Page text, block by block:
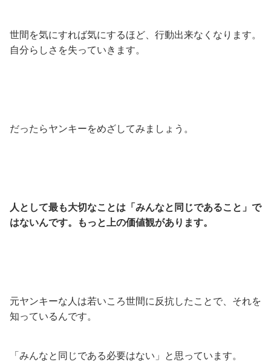
世間を気にすれば気にするほど、行動出来なくなります。
自分らしさを失っていきます。
だったらヤンキーをめざしてみましょう。
人として最も大切なことは「みんなと同じであること」で
はないんです。もっと上の価値観があります。
元ヤンキーな人は若いころ世間に反抗したことで、それを
知っているんです。
「みんなと同じである必要はない」と思っています。